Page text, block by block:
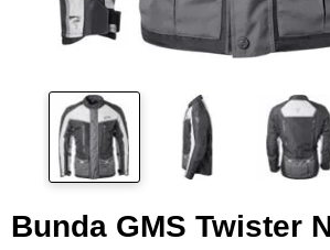
Bunda GMS Twister